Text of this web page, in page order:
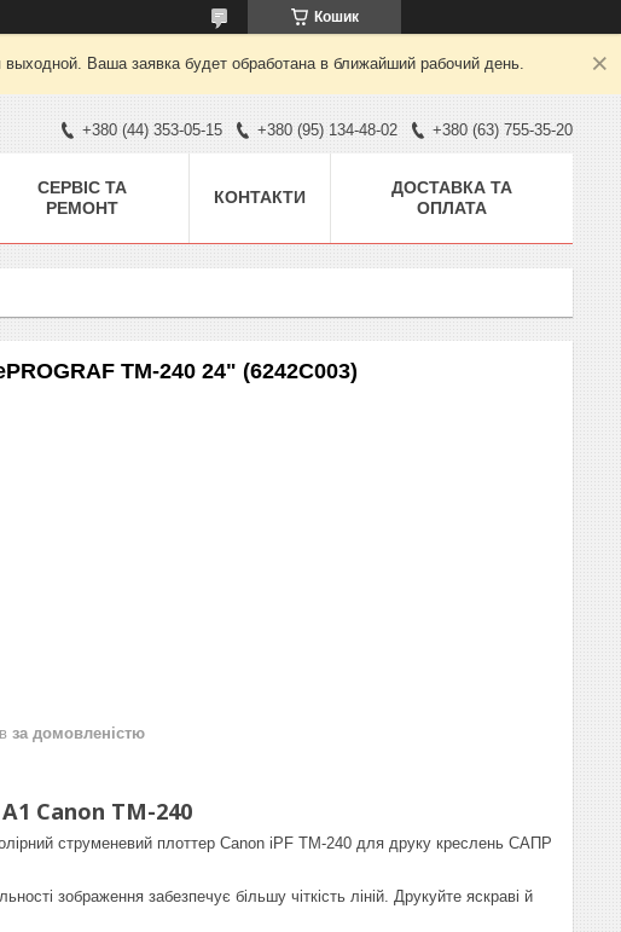
Кошик
Ваша заявка будет обработана в ближайший рабочий день.
+380 (44) 353-05-15 +380 (95) 134-48-02 +380 (63) 755-35-20
СЕРВІС ТА
РЕМОНТ
КОНТАКТИ
ДОСТАВКА ТА
ОПЛАТА
TM-240 24" (6242C003)
за домовленістю
Canon TM-240
струменевий плоттер Canon iPF TM-240 для друку креслень САПР
зображення забезпечує більшу чіткість ліній. Друкуйте яскраві й